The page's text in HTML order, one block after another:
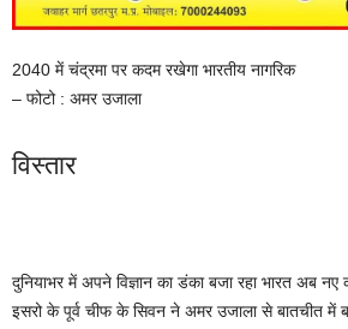
2040 में चंद्रमा पर कदम रखेगा भारतीय नागरिक
– फोटो : अमर उजाला
विस्तार
दुनियाभर में अपने विज्ञान का डंका बजा रहा भारत अब नए
इसरो के पूर्व चीफ के सिवन ने अमर उजाला से बातचीत में